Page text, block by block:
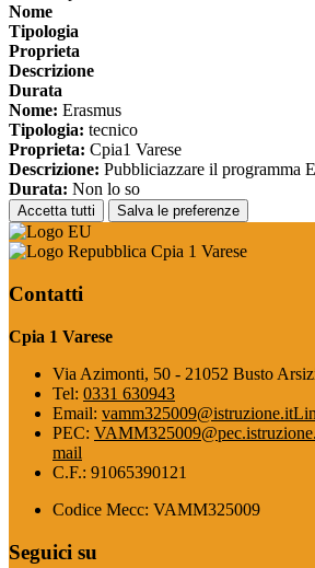
Nome
Tipologia
Proprieta
Descrizione
Durata
Nome: Erasmus
Tipologia: tecnico
Proprieta: Cpia1 Varese
Descrizione: Pubbliciazzare il programma
Durata: Non lo so
Accetta tutti Salva le preferenze
Cpia 1 Varese
Contatti
Cpia 1 Varese
Via Azimonti, 50 - 21052 Busto
Tel: 0331 630943
Email: vamm325009@istruzione.it
PEC:
mail
C.F.: 91065390121
Codice Mecc: VAMM325009
Seguici su